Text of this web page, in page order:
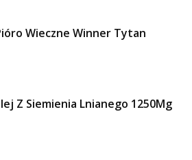
Wieczne Winner Tytan
Z Siemienia Lnianego 1250Mg